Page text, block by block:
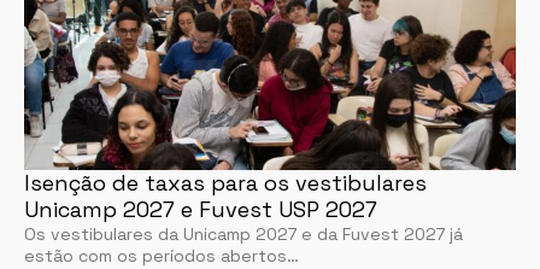
Isenção de taxas para os vestibulares
Unicamp 2027 e Fuvest USP 2027
Os vestibulares da Unicamp 2027 e da Fuvest 2027 já
estão com os períodos abertos…